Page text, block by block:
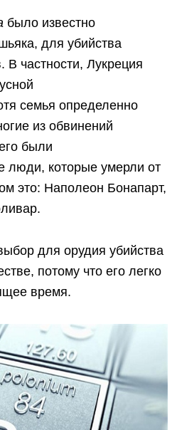
было известно
для убийства
В частности, Лукреция
семья определенно
из обвинений
были
люди, которые умерли от
это: Наполеон Бонапарт,
для орудия убийства
потому что его легко
время.